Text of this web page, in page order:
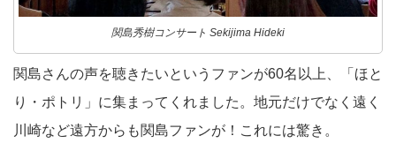
関島秀樹コンサート Sekijima Hideki
関島さんの声を聴きたいというファンが60名以上、「ほと
り・ポトリ」に集まってくれました。地元だけでなく遠く
川崎など遠方からも関島ファンが！これには驚き。